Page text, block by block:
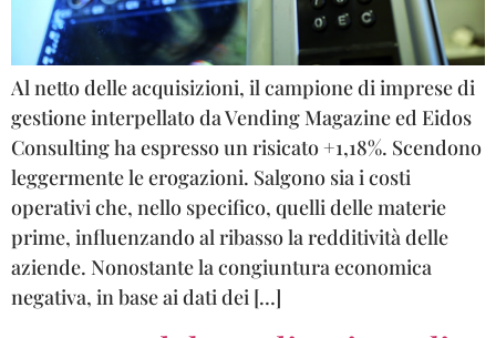
Al netto delle acquisizioni, il campione di imprese di
gestione interpellato da Vending Magazine ed Eidos
Consulting ha espresso un risicato +1,18%. Scendono
leggermente le erogazioni. Salgono sia i costi
operativi che, nello specifico, quelli delle materie
prime, influenzando al ribasso la redditività delle
aziende. Nonostante la congiuntura economica
negativa, in base ai dati dei […]